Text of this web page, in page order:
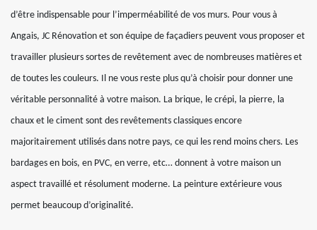
d’être indispensable pour l’imperméabilité de vos murs. Pour vous à
Angais, JC Rénovation et son équipe de façadiers peuvent vous proposer et
travailler plusieurs sortes de revêtement avec de nombreuses matières et
de toutes les couleurs. Il ne vous reste plus qu’à choisir pour donner une
véritable personnalité à votre maison. La brique, le crépi, la pierre, la
chaux et le ciment sont des revêtements classiques encore
majoritairement utilisés dans notre pays, ce qui les rend moins chers. Les
bardages en bois, en PVC, en verre, etc… donnent à votre maison un
aspect travaillé et résolument moderne. La peinture extérieure vous
permet beaucoup d’originalité.